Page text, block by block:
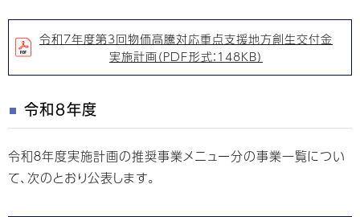
令和7年度第3回物価高騰対応重点支援地方創生交付金
実施計画（PDF形式：148KB）
令和８年度
令和８年度実施計画の推奨事業メニュー分の事業一覧につい
て、次のとおり公表します。